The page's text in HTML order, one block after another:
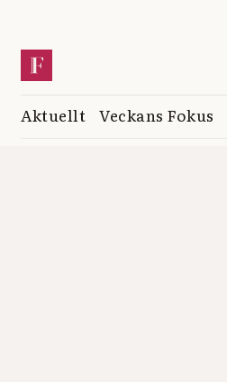
Aktuellt Veckans Fokus